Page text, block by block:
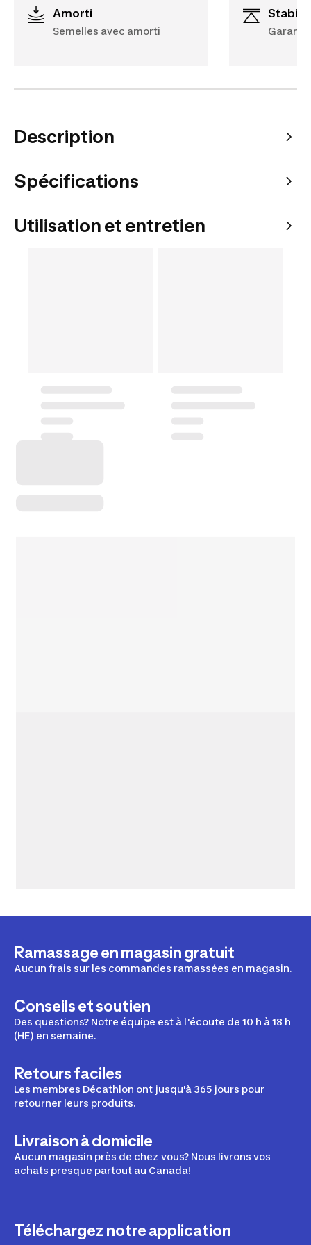
Amorti
Semelles avec amorti
Description
Spécifications
Utilisation et entretien
Ramassage en magasin gratuit
Aucun frais sur les commandes ramassées en magasin.
Conseils et soutien
Des questions? Notre équipe est à l'écoute de 10 h à 18 h
(HE) en semaine.
Retours faciles
Les membres Décathlon ont jusqu'à 365 jours pour
retourner leurs produits.
Livraison à domicile
Aucun magasin près de chez vous? Nous livrons vos
achats presque partout au Canada!
Téléchargez notre application